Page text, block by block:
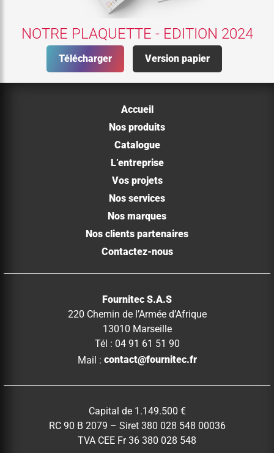
NOTRE PLAQUETTE - EDITION 2024
Télécharger Version papier
Accueil
Nos produits
Catalogue
L’entreprise
Vos projets
Nos services
Nos marques
Nos clients partenaires
Contactez-nous
Fournitec S.A.S
220 Chemin de l’Armée d’Afrique
13010 Marseille
Tél : 04 91 61 51 90
Mail : contact@fournitec.fr
Capital de 1.149.500 €
RC 90 B 2079 – Siret 380 028 548 00036
TVA CEE Fr 36 380 028 548